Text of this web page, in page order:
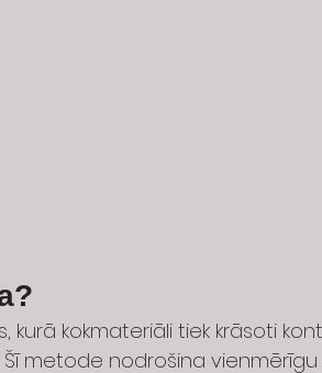
kurā kokmateriāli tiek krāsoti
metode nodrošina vienmērīgu